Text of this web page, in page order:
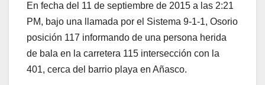
En fecha del 11 de septiembre de 2015 a las 2:21
PM, bajo una llamada por el Sistema 9-1-1, Osorio
posición 117 informando de una persona herida
de bala en la carretera 115 intersección con la
401, cerca del barrio playa en Añasco.